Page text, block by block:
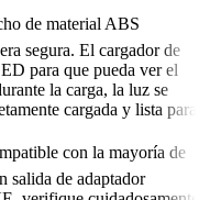
de material ABS
segura. El cargador de
para que pueda ver el
la carga, la luz se
cargada y lista para
con la mayoría de
salida de adaptador